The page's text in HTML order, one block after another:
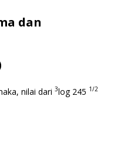
dan
nilai dari 3log 245 1/2